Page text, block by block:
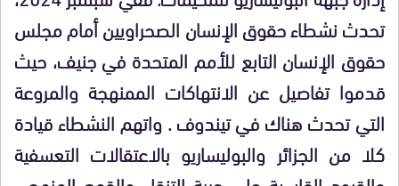
تحدث نشطاء حقوق الإنسان الصحراويين أمام مجلس
حقوق الإنسان التابع للأمم المتحدة في جنيف، حيث
قدموا تفاصيل عن الانتهاكات الممنهجة والمروعة
التي تحدث هناك في تيندوف . واتهم النشطاء قيادة
كلا من الجزائر والبوليساريو بالاعتقالات التعسفية